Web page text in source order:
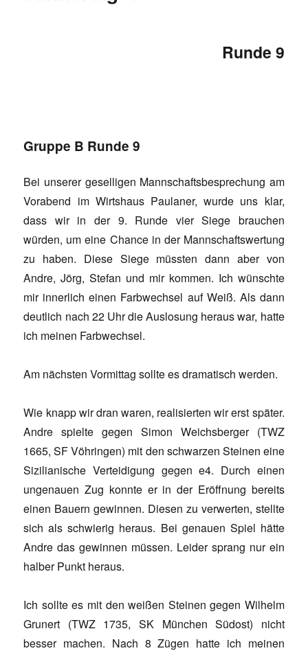
Runde 9
Gruppe B Runde 9
Bei unserer geselligen Mannschaftsbesprechung am
Vorabend im Wirtshaus Paulaner, wurde uns klar,
dass wir in der 9. Runde vier Siege brauchen
würden, um eine Chance in der Mannschaftswertung
zu haben. Diese Siege müssten dann aber von
Andre, Jörg, Stefan und mir kommen. Ich wünschte
mir innerlich einen Farbwechsel auf Weiß. Als dann
deutlich nach 22 Uhr die Auslosung heraus war, hatte
ich meinen Farbwechsel.
Am nächsten Vormittag sollte es dramatisch werden.
Wie knapp wir dran waren, realisierten wir erst später.
Andre spielte gegen Simon Weichsberger (TWZ
1665, SF Vöhringen) mit den schwarzen Steinen eine
Sizilianische Verteidigung gegen e4. Durch einen
ungenauen Zug konnte er in der Eröffnung bereits
einen Bauern gewinnen. Diesen zu verwerten, stellte
sich als schwierig heraus. Bei genauen Spiel hätte
Andre das gewinnen müssen. Leider sprang nur ein
halber Punkt heraus.
Ich sollte es mit den weißen Steinen gegen Wilhelm
Grunert (TWZ 1735, SK München Südost) nicht
besser machen. Nach 8 Zügen hatte ich meinen